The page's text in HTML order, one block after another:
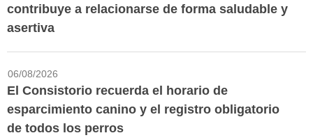
contribuye a relacionarse de forma saludable y
asertiva
06/08/2026
El Consistorio recuerda el horario de
esparcimiento canino y el registro obligatorio
de todos los perros